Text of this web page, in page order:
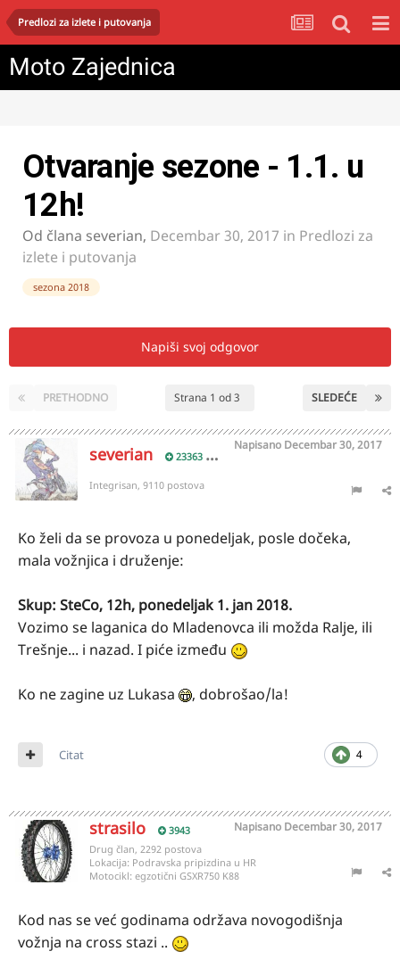
Predlozi za izlete i putovanja
Moto Zajednica
Otvaranje sezone - 1.1. u
12h!
Od člana severian, Decembar 30, 2017 in Predlozi za
izlete i putovanja
sezona 2018
Napiši svoj odgovor
PRETHODNO SLEDEĆE
Strana 1 od 3
severian 23363
Napisano Decembar 30, 2017
Integrisan, 9110 postova
Ko želi da se provoza u ponedeljak, posle dočeka,
mala vožnjica i druženje:
Skup: SteCo, 12h, ponedeljak 1. jan 2018.
Vozimo se laganica do Mladenovca ili možda Ralje, ili
Trešnje... i nazad. I piće između
Ko ne zagine uz Lukasa , dobrošao/la!
4
Citat
strasilo 3943 Napisano Decembar 30, 2017
Drug član, 2292 postova
Lokacija: Podravska pripizdina u HR
Motocikl: egzotični GSXR750 K88
Kod nas se već godinama održava novogodišnja
vožnja na cross stazi ..